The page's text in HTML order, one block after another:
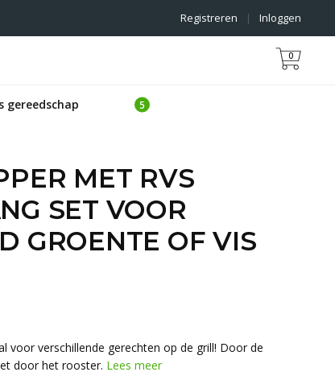
Inloggen
|
Registreren
0
gereedschap
MET RVS
SET VOOR
GROENTE OF VIS
voor verschillende gerechten op de grill! Door de
door het rooster. Lees meer